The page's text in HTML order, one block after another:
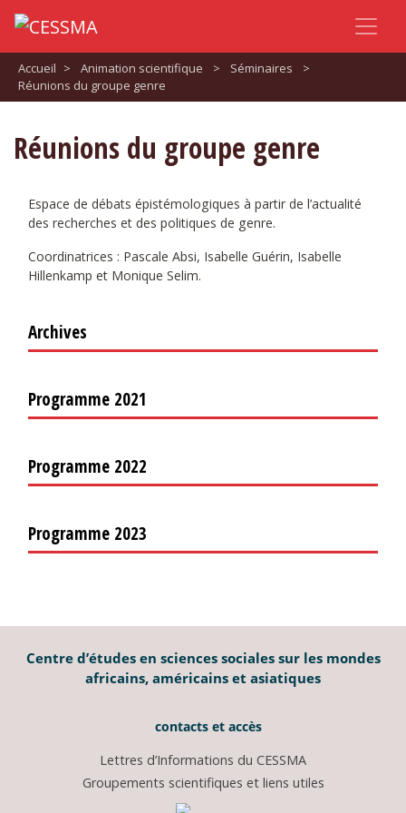
Accueil > Animation scientifique > Séminaires
>
Réunions du groupe genre
Réunions du groupe genre
Espace de débats épistémologiques à partir de l’actualité
des recherches et des politiques de genre.
Coordinatrices : Pascale Absi, Isabelle Guérin, Isabelle
Hillenkamp et Monique Selim.
Archives
Programme 2021
Programme 2022
Programme 2023
Centre d’études en sciences sociales sur les mondes
africains, américains et asiatiques
contacts et accès
Lettres d’Informations du CESSMA
Groupements scientifiques et liens utiles